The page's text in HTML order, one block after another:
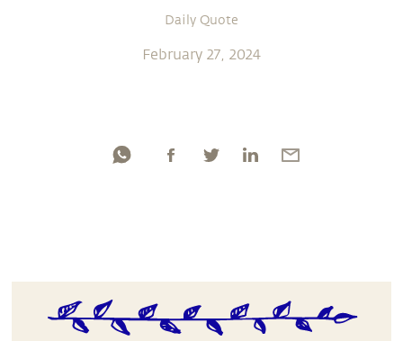
Daily Quote
February 27, 2024